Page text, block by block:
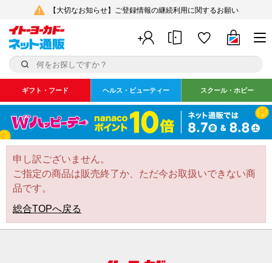
【大切なお知らせ】ご登録情報の継続利用に関するお願い
ギフト・フード ヘルス・ビューティー スクール・ホビー
申し訳ございません。
ご指定の商品は販売終了か、ただ今お取扱いできない商
品です。
総合TOPへ戻る